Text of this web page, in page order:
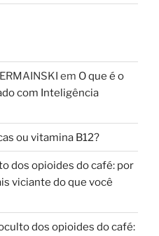
em O que é o
com Inteligência
ou vitamina B12?
dos opioides do café: por
viciante do que você
dos opioides do café: